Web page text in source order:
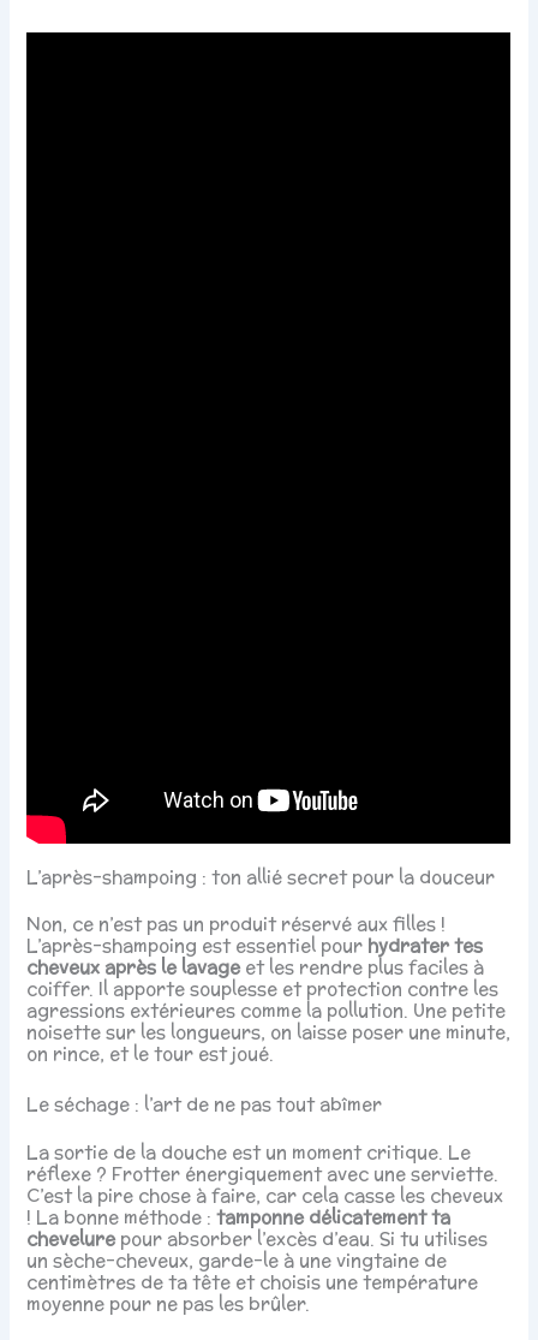
L’après-shampoing : ton allié secret pour la douceur
Non, ce n’est pas un produit réservé aux filles !
L’après-shampoing est essentiel pour hydrater tes
cheveux après le lavageet les rendre plus faciles à
coiffer. Il apporte souplesse et protection contre les
agressions extérieures comme la pollution. Une petite
noisette sur les longueurs, on laisse poser une minute,
on rince, et le tour est joué.
Le séchage : l’art de ne pas tout abîmer
La sortie de la douche est un moment critique. Le
réflexe ? Frotter énergiquement avec une serviette.
C’est la pire chose à faire, car cela casse les cheveux
! La bonne méthode :tamponne délicatement ta
chevelurepour absorber l’excès d’eau. Si tu utilises
un sèche-cheveux, garde-le à une vingtaine de
centimètres de ta tête et choisis une température
moyenne pour ne pas les brûler.